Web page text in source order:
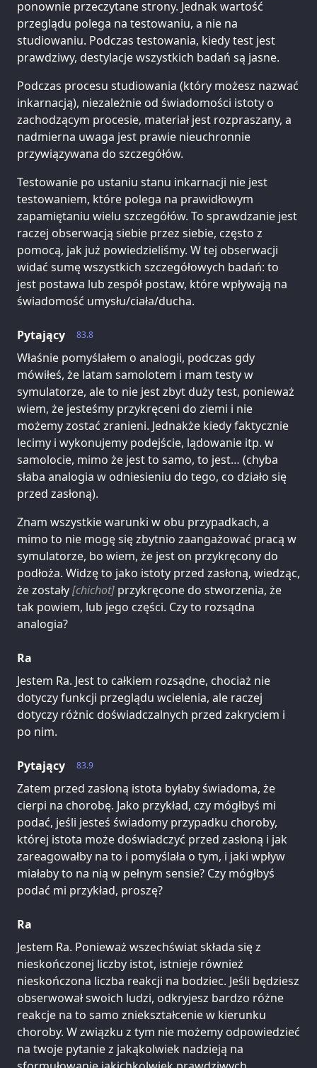
ponownie przeczytane strony. Jednak wartość
przeglądu polega na testowaniu, a nie na
studiowaniu. Podczas testowania, kiedy test jest
prawdziwy, destylacje wszystkich badań są jasne.
Podczas procesu studiowania (który możesz nazwać
inkarnacją), niezależnie od świadomości istoty o
zachodzącym procesie, materiał jest rozpraszany, a
nadmierna uwaga jest prawie nieuchronnie
przywiązywana do szczegółów.
Testowanie po ustaniu stanu inkarnacji nie jest
testowaniem, które polega na prawidłowym
zapamiętaniu wielu szczegółów. To sprawdzanie jest
raczej obserwacją siebie przez siebie, często z
pomocą, jak już powiedzieliśmy. W tej obserwacji
widać sumę wszystkich szczegółowych badań: to
jest postawa lub zespół postaw, które wpływają na
świadomość umysłu/ciała/ducha.
83.8
Pytający
Właśnie pomyślałem o analogii, podczas gdy
mówiłeś, że latam samolotem i mam testy w
symulatorze, ale to nie jest zbyt duży test, ponieważ
wiem, że jesteśmy przykręceni do ziemi i nie
możemy zostać zranieni. Jednakże kiedy faktycznie
lecimy i wykonujemy podejście, lądowanie itp. w
samolocie, mimo że jest to samo, to jest… (chyba
słaba analogia w odniesieniu do tego, co działo się
przed zasłoną).
Znam wszystkie warunki w obu przypadkach, a
mimo to nie mogę się zbytnio zaangażować pracą w
symulatorze, bo wiem, że jest on przykręcony do
podłoża. Widzę to jako istoty przed zasłoną, wiedząc,
że zostały[chichot] przykręcone do stworzenia, że
tak powiem, lub jego części. Czy to rozsądna
analogia?
Ra
Jestem Ra. Jest to całkiem rozsądne, chociaż nie
dotyczy funkcji przeglądu wcielenia, ale raczej
dotyczy różnic doświadczalnych przed zakryciem i
po nim.
83.9
Pytający
Zatem przed zasłoną istota byłaby świadoma, że
cierpi na chorobę. Jako przykład, czy mógłbyś mi
podać, jeśli jesteś świadomy przypadku choroby,
której istota może doświadczyć przed zasłoną i jak
zareagowałby na to i pomyślała o tym, i jaki wpływ
miałaby to na nią w pełnym sensie? Czy mógłbyś
podać mi przykład, proszę?
Ra
Jestem Ra. Ponieważ wszechświat składa się z
nieskończonej liczby istot, istnieje również
nieskończona liczba reakcji na bodziec. Jeśli będziesz
obserwował swoich ludzi, odkryjesz bardzo różne
reakcje na to samo zniekształcenie w kierunku
choroby. W związku z tym nie możemy odpowiedzieć
na twoje pytanie z jakąkolwiek nadzieją na